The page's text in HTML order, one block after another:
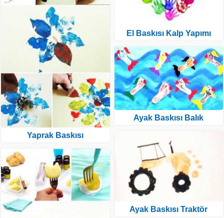
Yaprak Baskısı
El Baskısı Kalp Yapımı
Ayak Baskısı Balık
Ayak Baskısı Traktör